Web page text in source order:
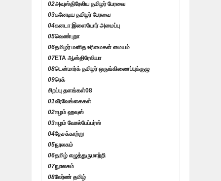
02அவுஸ்திரேலிய தமிழர் பேரவை
03கனேடிய தமிழர் பேரவை
04கனடா இளையோர் அமைப்பு
05வெண்புறா
06தமிழர் மனித உரிமைகள் மையம்
07ETA ஆஸ்திரேலியா
08டென்மார்க் தமிழர் ஒருங்கிணைப்புக்குழு
09ரெக்
சிறப்பு தளங்கள்08
01வீரவேங்கைகள்
02ஈழம் ஹவுஸ்
03ஈழம் வோல்பேப்பர்ஸ்
04தேசக்காற்று
05நூலகம்
06தமிழ் எழுத்துருமாற்றி
07நுாலகம்
08லேர்ண் தமிழ்